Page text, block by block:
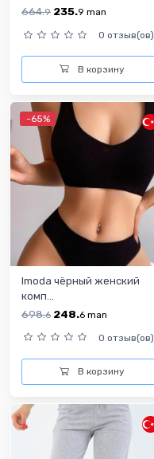
664.9 235.9 man
0 отзыв(ов)
В корзину
-65%
Imoda чёрный женский
комп...
698.6 248.6 man
0 отзыв(ов)
В корзину